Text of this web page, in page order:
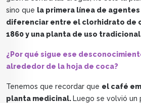
sino que la primera línea de
diferenciar entre el clorhidrato de
1860 y una planta de uso
¿Por qué sigue ese
alrededor de la hoja de coca?
Tenemos que recordar que el café
planta medicinal.Luego se volvió un